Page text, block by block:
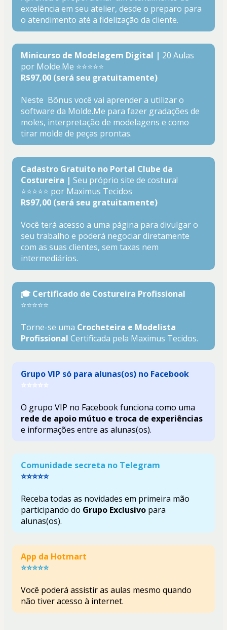
excelência em seu atelier, desde o preparo para
o atendimento até a fidelização da cliente.
Minicurso de Modelagem Digital | 20 Aulas
por Molde.Me ⭐⭐⭐⭐⭐
R$97,00 (será seu gratuitamente)
Neste  Bônus você vai aprender a utilizar o
software da Molde.Me para fazer gradações de
moles, interpretação de modelagens e como
tirar molde de peças prontas.
Cadastro Gratuito no Portal Clube da
Costureira | Seu próprio site de costura!
⭐⭐⭐⭐⭐ por Maximus Tecidos
R$97,00 (será seu gratuitamente)
Você terá acesso a uma página para divulgar o
seu trabalho e poderá negociar diretamente
com as suas clientes, sem taxas nem
intermediários.
🎓 Certificado de Costureira Profissional
⭐⭐⭐⭐⭐
Torne-se uma Crocheteira e Modelista
Profissional Certificada pela Maximus Tecidos.
Grupo VIP só para alunas(os) no Facebook
⭐⭐⭐⭐⭐
rede de apoio mútuo e troca de experiências
e informações entre as alunas(os).
Comunidade secreta no Telegram
⭐⭐⭐⭐⭐
Receba todas as novidades em primeira mão
participando do Grupo Exclusivo para
alunas(os).
App da Hotmart
⭐⭐⭐⭐⭐
Você poderá assistir as aulas mesmo quando
não tiver acesso à internet.